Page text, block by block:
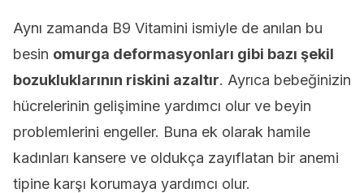
Aynı zamanda B9 Vitamini ismiyle de anılan bu
besin omurga deformasyonları gibi bazı şekil
bozukluklarının riskini azaltır. Ayrıca bebeğinizin
hücrelerinin gelişimine yardımcı olur ve beyin
problemlerini engeller. Buna ek olarak hamile
kadınları kansere ve oldukça zayıflatan bir anemi
tipine karşı korumaya yardımcı olur.